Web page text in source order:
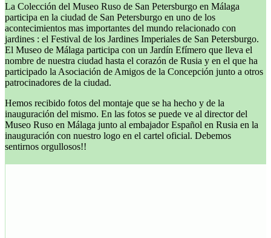
La Colección del Museo Ruso de San Petersburgo en Málaga
participa en la ciudad de San Petersburgo en uno de los
acontecimientos mas importantes del mundo relacionado con
jardines : el Festival de los Jardines Imperiales de San Petersburgo.
El Museo de Málaga participa con un Jardín Efímero que lleva el
nombre de nuestra ciudad hasta el corazón de Rusia y en el que ha
participado la Asociación de Amigos de la Concepción junto a otros
patrocinadores de la ciudad.
Hemos recibido fotos del montaje que se ha hecho y de la
inauguración del mismo. En las fotos se puede ve al director del
Museo Ruso en Málaga junto al embajador Español en Rusia en la
inauguración con nuestro logo en el cartel oficial. Debemos
sentirnos orgullosos!!